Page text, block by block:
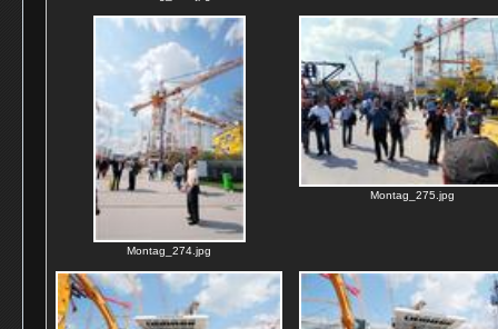
Montag_274.jpg
Montag_275.jpg